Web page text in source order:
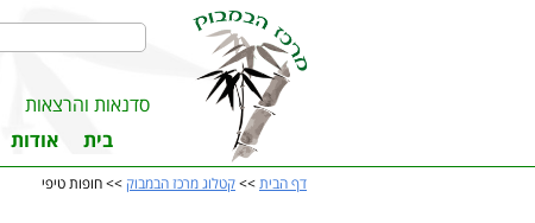
בית אודות
סדנאות והרצאות
דף הבית >> קטלוג מרכז הבמבוק >> חופות טיפי